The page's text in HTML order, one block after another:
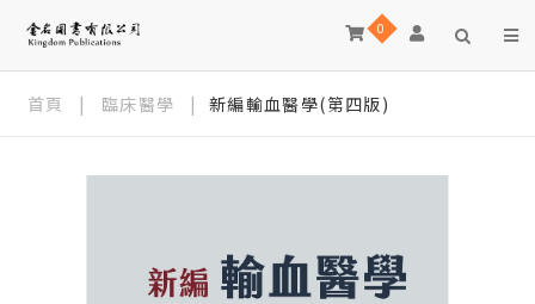
0
首頁 | 臨床醫學 | 新編輸血醫學(第四版)